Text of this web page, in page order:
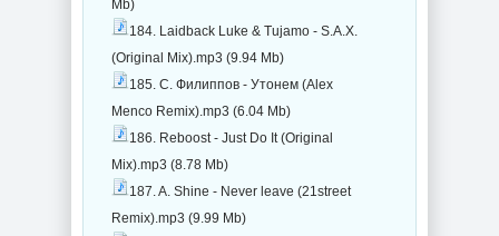
Mb)
184. Laidback Luke & Tujamo - S.A.X.
(Original Mix).mp3 (9.94 Mb)
185. С. Филиппов - Утонем (Alex
Menco Remix).mp3 (6.04 Mb)
186. Reboost - Just Do It (Original
Mix).mp3 (8.78 Mb)
187. A. Shine - Never leave (21street
Remix).mp3 (9.99 Mb)